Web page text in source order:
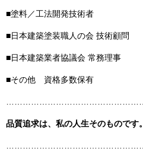
■塗料／工法開発技術者
■日本建築塗装職人の会 技術顧問
■日本建築業者協議会 常務理事
■その他 資格多数保有
品質追求は、私の人生そのものです。